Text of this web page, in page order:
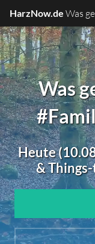
HarzNow.de Was
Was
Heute
&